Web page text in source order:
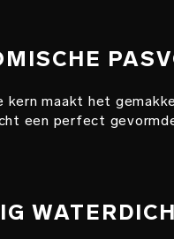
kern maakt het
een perfect